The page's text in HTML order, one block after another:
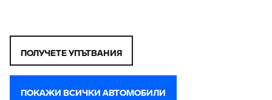
ПОЛУЧЕТЕ УПЪТВАНИЯ
ПОКАЖИ ВСИЧКИ АВТОМОБИЛИ